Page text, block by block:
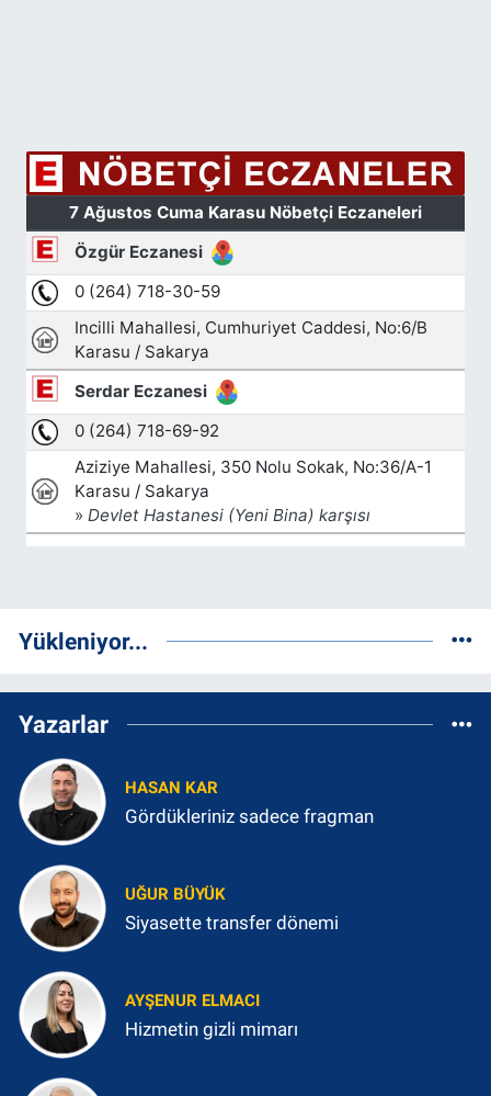
Yükleniyor...
Yazarlar
HASAN KAR
Gördükleriniz sadece fragman
UĞUR BÜYÜK
Siyasette transfer dönemi
AYŞENUR ELMACI
Hizmetin gizli mimarı